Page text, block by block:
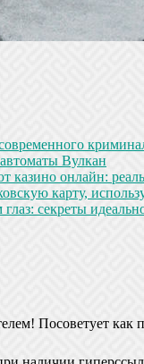
Вулкан
онлайн:
карту,
секреты
Посоветует как